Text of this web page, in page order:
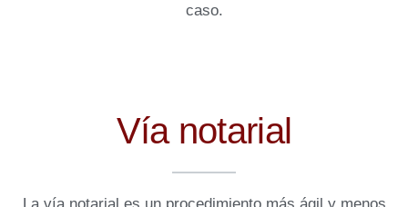
caso.
Vía notarial